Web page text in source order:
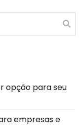
opção para seu
empresas e